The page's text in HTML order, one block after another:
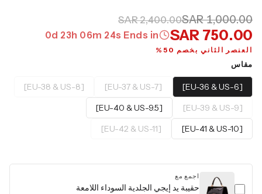
SAR 1,000.00
SAR 2,400.00
SAR 750.00
Ends in
0d23h 06m 23s
العنصر الثاني بخصم 50%
مقاس
[EU-36 & US-6]
[EU-37 & US-7]
[EU-38 & US-8]
[EU-39 & US-9]
[EU-40 & US-9.5]
[EU-41 & US-10]
[EU-42 & US-11]
اجمع مع
حقيبة يد إيجي الجلدية السوداء اللامعة